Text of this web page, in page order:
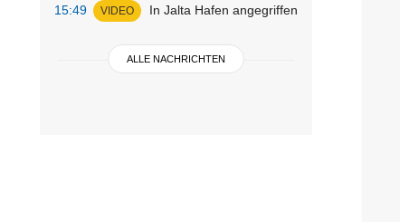
15:49 VIDEO In Jalta Hafen angegriffen
ALLE NACHRICHTEN